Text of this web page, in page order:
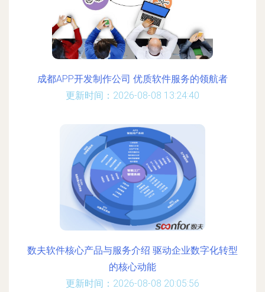
成都APP开发制作公司 优质软件服务的领航者
更新时间：2026-08-08 13:24:40
数夫软件核心产品与服务介绍 驱动企业数字化转型
的核心动能
更新时间：2026-08-08 20:05:56